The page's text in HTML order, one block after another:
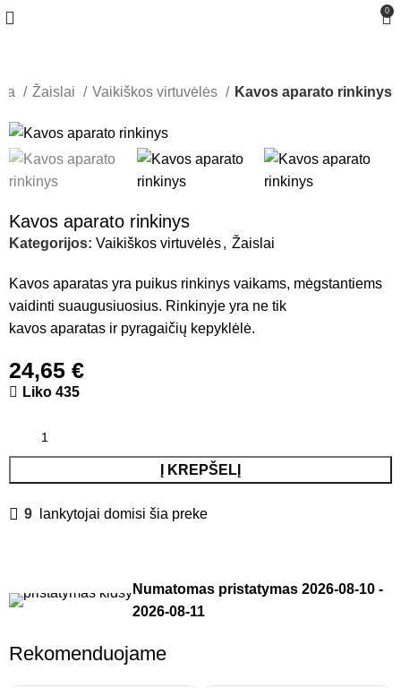
0
Žaislai Vaikiškos virtuvėlės Kavos aparato rinkinys
Kavos aparato rinkinys
Kategorijos: Vaikiškos virtuvėlės, Žaislai
Kavos aparatas yra puikus rinkinys vaikams, mėgstantiems
vaidinti suaugusiuosius. Rinkinyje yra ne tik
kavos aparatas ir pyragaičių kepyklėlė.
24,65€
Liko 435
Į KREPŠELĮ
9 lankytojai domisi šia preke
Numatomas pristatymas2026-08-10 -
2026-08-11
Rekomenduojame